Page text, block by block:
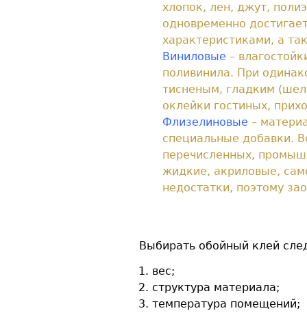
хлопок, лен, джут,
одновременно
характеристиками, а
Виниловые –
поливинила. При
тисненым, гладким
оклейки гостиных,
Флизелиновые –
специальные добавки.
перечисленных,
жидкие, акриловые,
недостатки, поэтому
Выбирать обойный клей
вес;
структура материала;
температура помещений;